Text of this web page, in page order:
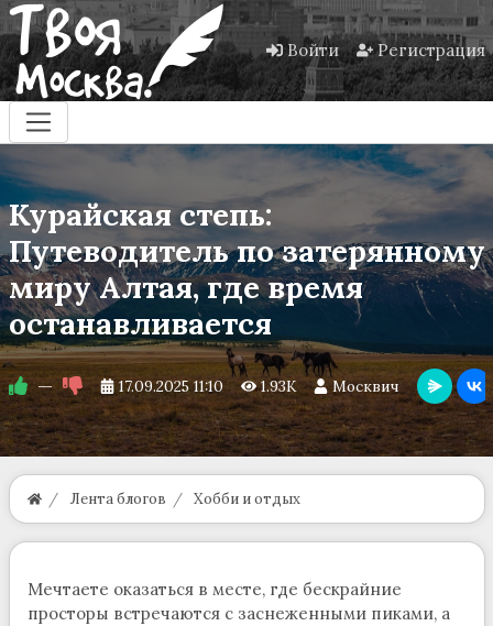
Войти Регистрация
Курайская степь:
Путеводитель по затерянному
миру Алтая, где время
останавливается
— 17.09.2025 11:10 1.93K Москвич
Лента блогов Хобби и отдых
Мечтаете оказаться в месте, где бескрайние
просторы встречаются с заснеженными пиками, а